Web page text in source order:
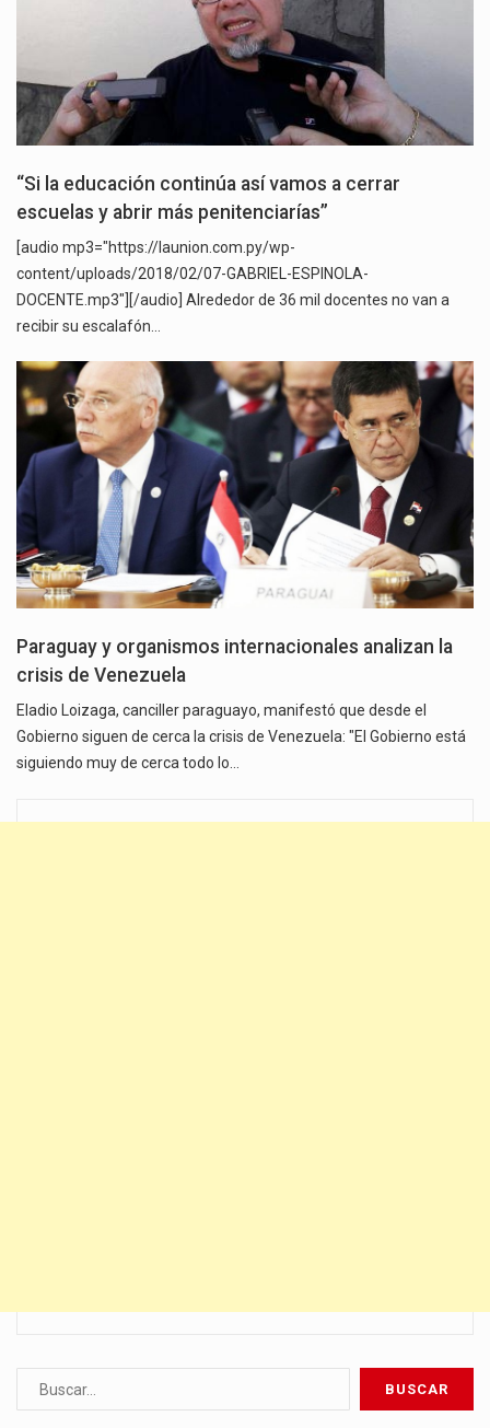
“Si la educación continúa así vamos a cerrar
escuelas y abrir más penitenciarías”
[audio mp3="https://launion.com.py/wp-
content/uploads/2018/02/07-GABRIEL-ESPINOLA-
DOCENTE.mp3"][/audio] Alrededor de 36 mil docentes no van a
recibir su escalafón…
Paraguay y organismos internacionales analizan la
crisis de Venezuela
Eladio Loizaga, canciller paraguayo, manifestó que desde el
Gobierno siguen de cerca la crisis de Venezuela: "El Gobierno está
siguiendo muy de cerca todo lo…